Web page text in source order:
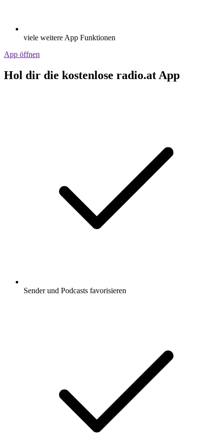
viele weitere App Funktionen
App öffnen
Hol dir die kostenlose radio.at App
Sender und Podcasts favorisieren